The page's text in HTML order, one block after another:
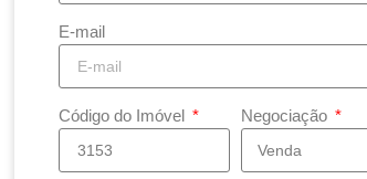
E-mail
Código do Imóvel Negociação